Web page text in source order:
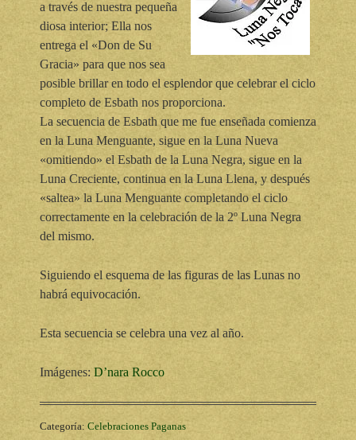
a través de nuestra pequeña
diosa interior; Ella nos
entrega el «Don de Su
Gracia» para que nos sea
posible brillar en todo el esplendor que celebrar el ciclo
completo de Esbath nos proporciona.
La secuencia de Esbath que me fue enseñada comienza
en la Luna Menguante, sigue en la Luna Nueva
«omitiendo» el Esbath de la Luna Negra, sigue en la
Luna Creciente, continua en la Luna Llena, y después
«saltea» la Luna Menguante completando el ciclo
correctamente en la celebración de la 2º Luna Negra
del mismo.
Siguiendo el esquema de las figuras de las Lunas no
habrá equivocación.
Esta secuencia se celebra una vez al año.
Imágenes: D’nara Rocco
Categoría: Celebraciones Paganas